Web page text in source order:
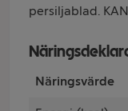
persiljablad. KAN
Näringsvärde